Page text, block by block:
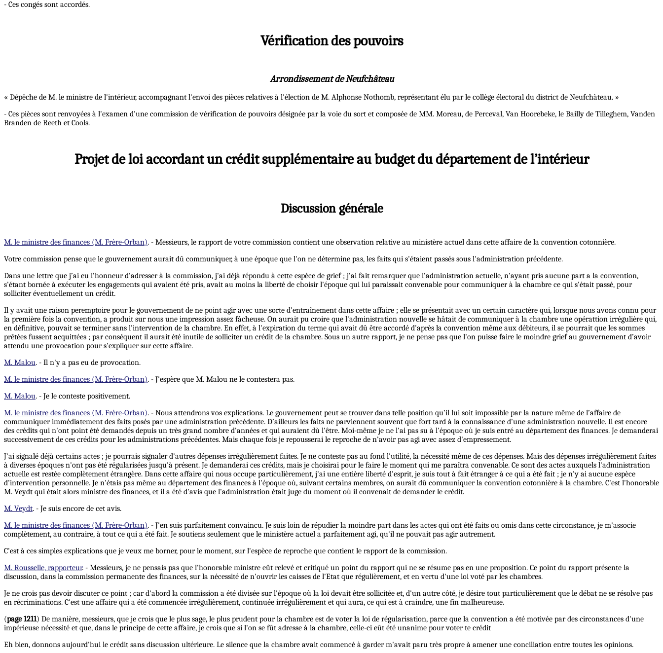
- Ces congés sont accordés.
Vérification des pouvoirs
Arrondissement de Neufchâteau
« Dépêche de M. le ministre de l'intérieur, accompagnant l'envoi des pièces relatives à l'élection de M. Alphonse Nothomb, représentant élu par le collège électoral du district de Neufchàteau. »
- Ces pièces sont renvoyées à l'examen d'une commission de vérification de pouvoirs désignée par la voie du sort et composée de MM. Moreau, de Perceval, Van Hoorebeke, le Bailly de Tilleghem, Vanden
Branden de Reeth et Cools.
Projet de loi accordant un crédit supplémentaire au budget du département de l’intérieur
Discussion générale
M. le ministre des finances (M. Frère-Orban). - Messieurs, le rapport de votre commission contient une observation relative au ministère actuel dans cette affaire de la convention cotonnière.
Votre commission pense que le gouvernement aurait dû communiquer, à une époque que l'on ne détermine pas, les faits qui s'étaient passés sous l'administration précédente.
Dans une lettre que j’ai eu l’honneur d'adresser à la commission, j'ai déjà répondu à cette espèce de grief ; j’ai fait remarquer que l’administration actuelle, n'ayant pris aucune part a la convention,
s'étant bornée à exécuter les engagements qui avaient été pris, avait au moins la liberté de choisir l'époque qui lui paraissait convenable pour communiquer à la chambre ce qui s'était passé, pour
solliciter éventuellement un crédit.
Il y avait une raison peremptoire pour le gouvernement de ne point agir avec une sorte d’entraînement dans cette affaire ; elle se présentait avec un certain caractère qui, lorsque nous avons connu pour
la première fois la convention, a produit sur nous une impression assez fâcheuse. On aurait pu croire que l'administration nouvelle se hâtait de communiquer à la chambre une opérattion irrégulière qui,
en définitive, pouvait se terminer sans l'intervention de la chambre. En effet, à l'expiration du terme qui avait dû être accordé d'après la convention même aux débiteurs, il se pourrait que les sommes
prêtées fussent acquittées ; par conséquent il aurait été inutile de solliciter un crédit de la chambre. Sous un autre rapport, je ne pense pas que l'on puisse faire le moindre grief au gouvernement d’avoir
attendu une provocation pour s'expliquer sur cette affaire.
M. Malou. - Il n'y a pas eu de provocation.
M. le ministre des finances (M. Frère-Orban). - J'espère que M. Malou ne le contestera pas.
M. Malou. - Je le conteste positivement.
M. le ministre des finances (M. Frère-Orban). - Nous attendrons vos explications. Le gouvernement peut se trouver dans telle position qu’il lui soit impossible par la nature même de l’affaire de
communiquer immédiatement des faits posés par une administration précédente. D’ailleurs les faits ne parviennent souvent que fort tard à la connaissance d'une administration nouvelle. Il est encore
des crédits qui n'ont point été demandés depuis un très grand nombre d'années et qui auraient dù l'être. Moi-même je ne l'ai pas su à l'époque où je suis entré au département des finances. Je demanderai
successivement de ces crédits pour les administrations précédentes. Mais chaque fois je repousserai le reproche de n'avoir pas agi avec assez d'empressement.
J'ai signalé déjà certains actes ; je pourrais signaler d'autres dépenses irrégulièrement faites. Je ne conteste pas au fond l'utilité, la nécessité même de ces dépenses. Mais des dépenses irrégulièrement faites
à diverses époques n'ont pas été régularisées jusqu'à présent. Je demanderai ces crédits, mais je choisirai pour le faire le moment qui me paraîtra convenable. Ce sont des actes auxquels l'administration
actuelle est restée complètement étrangère. Dans cette affaire qui nous occupe particulièrement, j'ai une entière liberté d'esprit, je suis tout à fait étranger à ce qui a été fait ; je n'y ai aucune espèce
d'intervention personnelle. Je n'étais pas même au département des finances à l'époque où, suivant certains membres, on aurait dû communiquer la convention cotonnière à la chambre. C'est l'honorable
M. Veydt qui était alors ministre des finances, et il a été d'avis que l'administration était juge du moment où il convenait de demander le crédit.
M. Veydt. - Je suis encore de cet avis.
M. le ministre des finances (M. Frère-Orban). - J'en suis parfaitement convaincu. Je suis loin de répudier la moindre part dans les actes qui ont été faits ou omis dans cette circonstance, je m'associe
complètement, au contraire, à tout ce qui a été fait. Je soutiens seulement que le ministère actuel a parfaitement agi, qu'il ne pouvait pas agir autrement.
C'est à ces simples explications que je veux me borner, pour le moment, sur l'espèce de reproche que contient le rapport de la commission.
M. Rousselle, rapporteur. - Messieurs, je ne pensais pas que l'honorable ministre eût relevé et critiqué un point du rapport qui ne se résume pas en une proposition. Ce point du rapport présente la
discussion, dans la commission permanente des finances, sur la nécessité de n'ouvrir les caisses de l'Etat que régulièrement, et en vertu d'une loi voté par les chambres.
Je ne crois pas devoir discuter ce point ; car d'abord la commission a été divisée sur l'époque où la loi devait être sollicitée et, d'un autre côté, je désire tout particulièrement que le débat ne se résolve pas
en récriminations. C'est une affaire qui a été commencée irrégulièrement, continuée irrégulièrement et qui aura, ce qui est à craindre, une fin malheureuse.
(page 1211) De manière, messieurs, que je crois que le plus sage, le plus prudent pour la chambre est de voter la loi de régularisation, parce que la convention a été motivée par des circonstances d'une
impérieuse nécessité et que, dans le principe de cette affaire, je crois que si l'on se fût adresse à la chambre, celle-ci eût été unanime pour voter te crédit
Eh bien, donnons aujourd'hui le crédit sans discussion ultérieure. Le silence que la chambre avait commencé à garder m'avait paru très propre à amener une conciliation entre toutes les opinions.